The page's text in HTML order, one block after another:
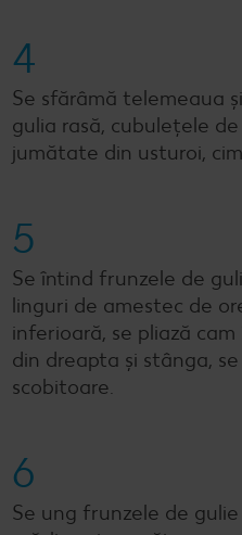
4
Se sfărâmă telemeaua
gulia rasă, cubulețele
jumătate din usturoi,
5
Se întind frunzele de
linguri de amestec de
inferioară, se pliază
din dreapta și stânga,
scobitoare.
6
Se ung frunzele de